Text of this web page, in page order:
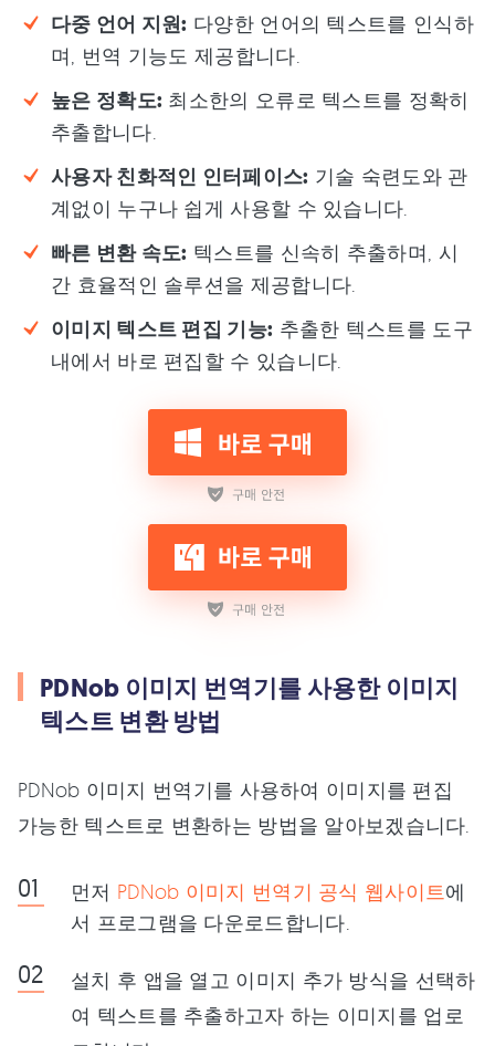
다중 언어 지원: 다양한 언어의 텍스트를 인식하
며, 번역 기능도 제공합니다.
높은 정확도: 최소한의 오류로 텍스트를 정확히
추출합니다.
사용자 친화적인 인터페이스: 기술 숙련도와 관
계없이 누구나 쉽게 사용할 수 있습니다.
빠른 변환 속도: 텍스트를 신속히 추출하며, 시
간 효율적인 솔루션을 제공합니다.
이미지 텍스트 편집 기능: 추출한 텍스트를 도구
내에서 바로 편집할 수 있습니다.
PDNob 이미지 번역기를 사용한 이미지
텍스트 변환 방법
PDNob 이미지 번역기를 사용하여 이미지를 편집
가능한 텍스트로 변환하는 방법을 알아보겠습니다.
먼저 PDNob 이미지 번역기 공식 웹사이트에
서 프로그램을 다운로드합니다.
설치 후 앱을 열고 이미지 추가 방식을 선택하
여 텍스트를 추출하고자 하는 이미지를 업로